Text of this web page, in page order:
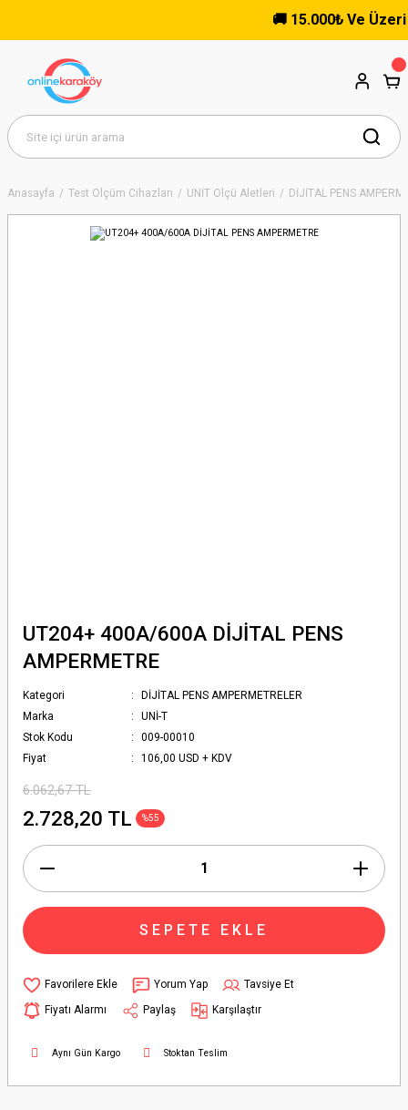
🚚 15.000₺ Ve Üzeri
Anasayfa Test Ölçüm Cihazları UNİT Ölçü Aletleri DİJİTAL PENS
UT204+ 400A/600A DİJİTAL PENS
AMPERMETRE
Kategori
DİJİTAL PENS AMPERMETRELER
Marka
UNİ-T
Stok Kodu
009-00010
Fiyat
106,00 USD + KDV
6.062,67 TL
2.728,20 TL %55
SEPETE EKLE
Yorum Yap
Tavsiye Et
Fiyatı Alarmı
Paylaş Karşılaştır
Aynı Gün Kargo Stoktan Teslim